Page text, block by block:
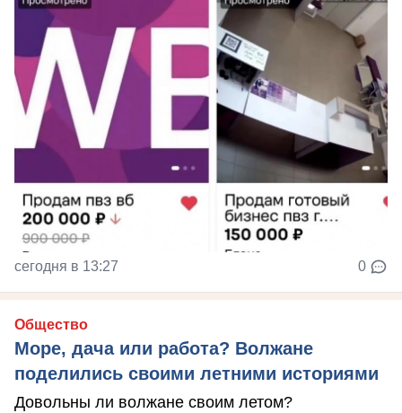
сегодня в 13:27 0
Общество
Море, дача или работа? Волжане
поделились своими летними историями
Довольны ли волжане своим летом?